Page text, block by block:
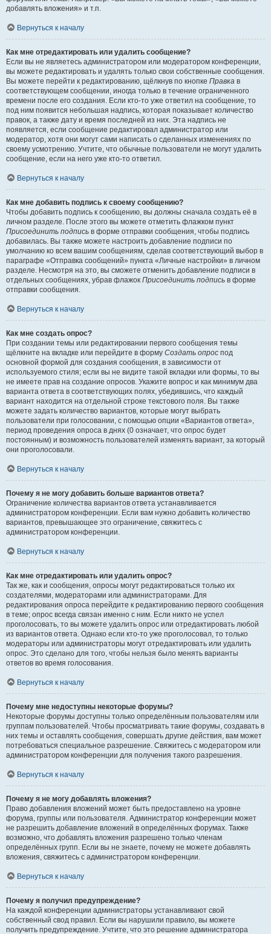
добавлять вложения» и т.п.
Вернуться к началу
Как мне отредактировать или удалить сообщение?
Если вы не являетесь администратором или модератором конференции,
вы можете редактировать и удалять только свои собственные сообщения.
Вы можете перейти к редактированию, щёлкнув по кнопке Правка в
соответствующем сообщении, иногда только в течение ограниченного
времени после его создания. Если кто-то уже ответил на сообщение, то
под ним появится небольшая надпись, которая показывает количество
правок, а также дату и время последней из них. Эта надпись не
появляется, если сообщение редактировал администратор или
модератор, хотя они могут сами написать о сделанных изменениях по
своему усмотрению. Учтите, что обычные пользователи не могут удалить
сообщение, если на него уже кто-то ответил.
Вернуться к началу
Как мне добавить подпись к своему сообщению?
Чтобы добавить подпись к сообщению, вы должны сначала создать её в
личном разделе. После этого вы можете отметить флажком пункт
Присоединить подпись в форме отправки сообщения, чтобы подпись
добавилась. Вы также можете настроить добавление подписи по
умолчанию ко всем вашим сообщениям, сделав соответствующий выбор в
параграфе «Отправка сообщений» пункта «Личные настройки» в личном
разделе. Несмотря на это, вы сможете отменить добавление подписи в
отдельных сообщениях, убрав флажок Присоединить подпись в форме
отправки сообщения.
Вернуться к началу
Как мне создать опрос?
При создании темы или редактировании первого сообщения темы
щёлкните на вкладке или перейдите в форму Создать опрос под
основной формой для создания сообщения, в зависимости от
используемого стиля; если вы не видите такой вкладки или формы, то вы
не имеете прав на создание опросов. Укажите вопрос и как минимум два
варианта ответа в соответствующих полях, убедившись, что каждый
вариант находится на отдельной строке текстового поля. Вы также
можете задать количество вариантов, которые могут выбрать
пользователи при голосовании, с помощью опции «Вариантов ответа»,
период проведения опроса в днях (0 означает, что опрос будет
постоянным) и возможность пользователей изменять вариант, за который
они проголосовали.
Вернуться к началу
Почему я не могу добавить больше вариантов ответа?
Ограничение количества вариантов ответа устанавливается
администратором конференции. Если вам нужно добавить количество
вариантов, превышающее это ограничение, свяжитесь с
администратором конференции.
Вернуться к началу
Как мне отредактировать или удалить опрос?
Так же, как и сообщения, опросы могут редактироваться только их
создателями, модераторами или администраторами. Для
редактирования опроса перейдите к редактированию первого сообщения
в теме; опрос всегда связан именно с ним. Если никто не успел
проголосовать, то вы можете удалить опрос или отредактировать любой
из вариантов ответа. Однако если кто-то уже проголосовал, то только
модераторы или администраторы могут отредактировать или удалить
опрос. Это сделано для того, чтобы нельзя было менять варианты
ответов во время голосования.
Вернуться к началу
Почему мне недоступны некоторые форумы?
Некоторые форумы доступны только определённым пользователям или
группам пользователей. Чтобы просматривать такие форумы, создавать в
них темы и оставлять сообщения, совершать другие действия, вам может
потребоваться специальное разрешение. Свяжитесь с модератором или
администратором конференции для получения такого разрешения.
Вернуться к началу
Почему я не могу добавлять вложения?
Право добавления вложений может быть предоставлено на уровне
форума, группы или пользователя. Администратор конференции может
не разрешить добавление вложений в определённых форумах. Также
возможно, что добавлять вложения разрешено только членам
определённых групп. Если вы не знаете, почему не можете добавлять
вложения, свяжитесь с администратором конференции.
Вернуться к началу
Почему я получил предупреждение?
На каждой конференции администраторы устанавливают свой
собственный свод правил. Если вы нарушили правило, вы можете
получить предупреждение. Учтите, что это решение администратора